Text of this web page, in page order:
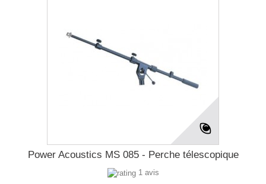
Power Acoustics MS 085 - Perche télescopique
1 avis